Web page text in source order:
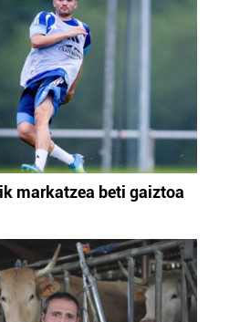
markatzea beti gaiztoa